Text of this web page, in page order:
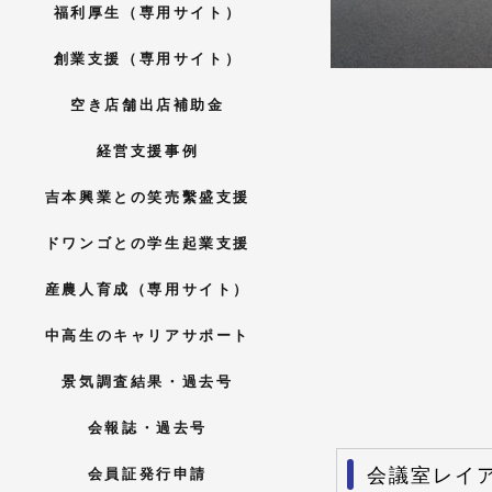
福利厚生（専用サイト）
創業支援（専用サイト）
空き店舗出店補助金
経営支援事例
吉本興業との笑売繫盛支援
ドワンゴとの学生起業支援
産農人育成（専用サイト）
中高生のキャリアサポート
景気調査結果・過去号
会報誌・過去号
会員証発行申請 会議室レイ